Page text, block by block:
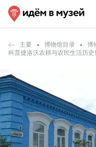
主要 博物馆目录
博
科普捷洛沃农耕与农民生活历史